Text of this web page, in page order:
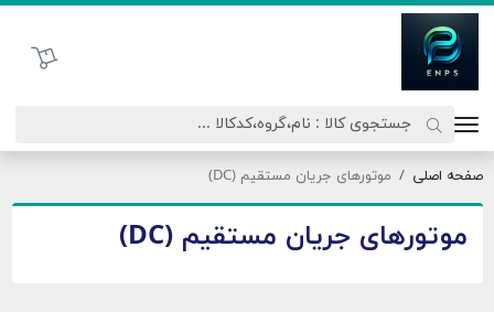
سبد خرید
صفحه اصلی موتورهای جریان مستقیم (DC)
موتورهای جریان مستقیم (DC)